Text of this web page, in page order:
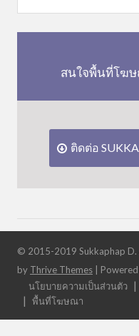
สนใจพื้นที่โฆษ
ติดต่อ
© 2015-2019 Sukkaphap D.
by Thrive Themes |
นโยบายความเป็นส่วนตัว
พื้นที่โฆษณา